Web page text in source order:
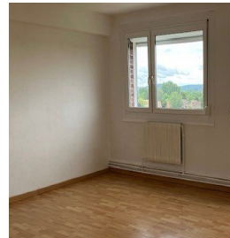
le